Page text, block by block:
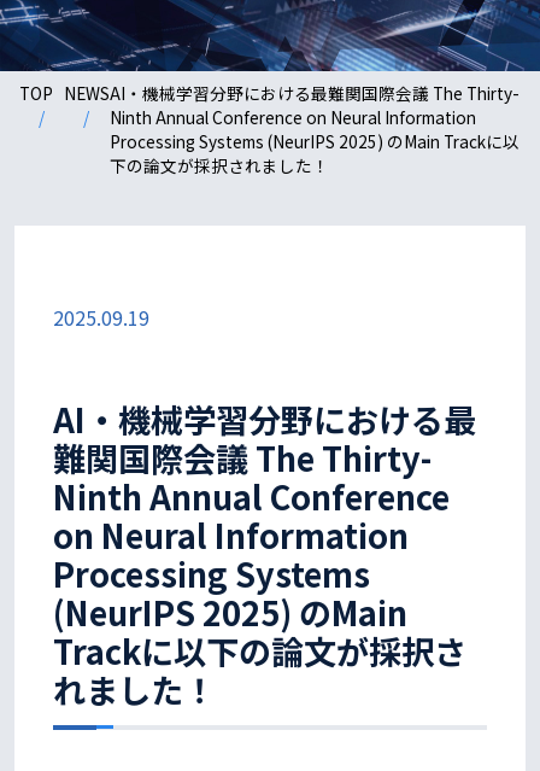
TOP NEWSAI・機械学習分野における最難関国際会議 The Thirty-
Ninth Annual Conference on Neural Information
Processing Systems (NeurIPS 2025) のMain Trackに以
下の論文が採択されました！
2025.09.19
AI・機械学習分野における最
難関国際会議 The Thirty-
Ninth Annual Conference
on Neural Information
Processing Systems
(NeurIPS 2025) のMain
Trackに以下の論文が採択さ
れました！